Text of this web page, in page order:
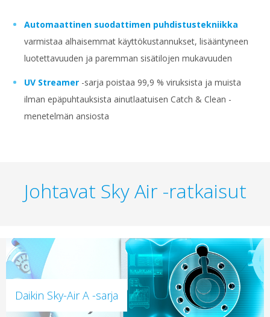
Automaattinen suodattimen puhdistustekniikka
varmistaa alhaisemmat käyttökustannukset, lisääntyneen
luotettavuuden ja paremman sisätilojen mukavuuden
UV Streamer -sarja poistaa 99,9 % viruksista ja muista
ilman epäpuhtauksista ainutlaatuisen Catch & Clean -
menetelmän ansiosta
Johtavat Sky Air -ratkaisut
Daikin Sky-Air A -sarja